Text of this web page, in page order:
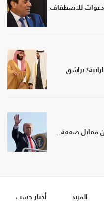
للاصطفاف
تراشق
مقابل صفقة..
المزيد
أخبار حسب